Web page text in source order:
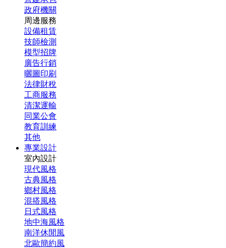
政府機關
周邊服務
設備租賃
技師檢測
模型招牌
廣告行銷
曬圖印刷
法律財稅
工商服務
清潔運輸
同業公會
教育訓練
其他
專業設計
室內設計
現代風格
古典風格
鄉村風格
混搭風格
日式風格
地中海風格
南洋休閒風
北歐簡約風